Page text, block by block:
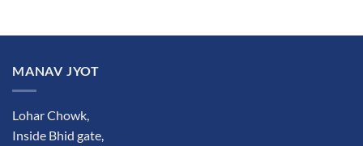
MANAV JYOT
Lohar Chowk,
Inside Bhid gate,